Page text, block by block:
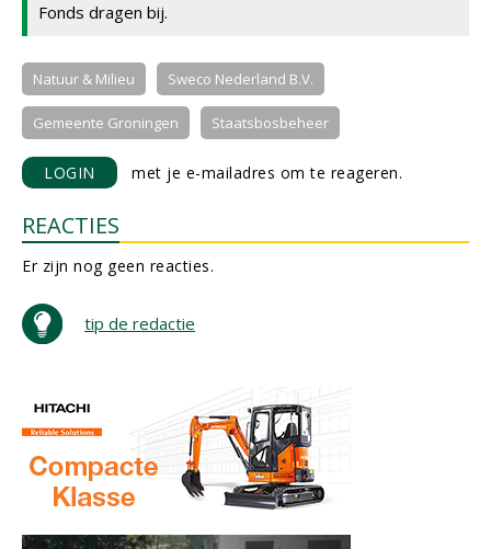
Fonds dragen bij.
Natuur & Milieu Sweco Nederland B.V.
Gemeente Groningen Staatsbosbeheer
LOGIN met je e-mailadres om te reageren.
REACTIES
Er zijn nog geen reacties.
tip de redactie